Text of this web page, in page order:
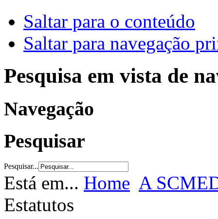
Saltar para o conteúdo
Saltar para navegação
Pesquisa em vista de
Navegação
Pesquisar
Pesquisar...
Está em... Home A
Estatutos